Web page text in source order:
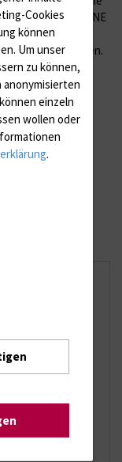
Klinik des DZNE
so eine
Familien
wir die
ihre
Die Besuche
ob die
Cookies
können
Um unser
zu können,
anonymisierten
einzeln
wollen oder
.